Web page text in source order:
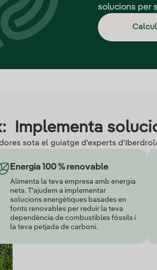
solucions per
Implementa
sota el guiatge d'experts
Energia 100 % renovable
Alimenta la teva empresa amb energia
neta. T'ajudem a implementar
solucions energètiques basades en
fonts renovables per reduir la teva
dependència de combustibles fòssils i
la teva petjada de carboni.